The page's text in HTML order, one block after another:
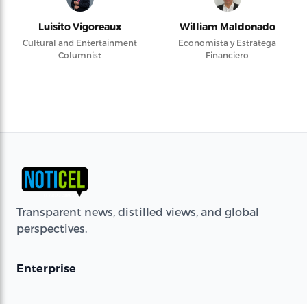
Luisito Vigoreaux
Cultural and Entertainment
Columnist
William Maldonado
Economista y Estratega
Financiero
Transparent news, distilled views, and global
perspectives.
Enterprise